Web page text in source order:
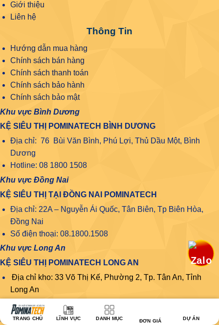
Giới thiệu
Liên hệ
Thông Tin
Hướng dẫn mua hàng
Chính sách bán hàng
Chính sách thanh toán
Chính sách bảo hành
Chính sách bảo mật
Khu vực Bình Dương
KỆ SIÊU THỊ POMINATECH BÌNH DƯƠNG
Địa chỉ: 76 Bùi Văn Bình, Phú Lợi, Thủ Dầu Một, Bình
Dương
Hotline: 08 1800 1508
Khu vực Đồng Nai
KỆ SIÊU THỊ TẠI ĐỒNG NAI POMINATECH
Địa chỉ: 22A – Nguyễn Ái Quốc, Tân Biên, Tp Biên Hòa,
Đồng Nai
Số điện thoại: 08.1800.1508
Khu vực Long An
KỆ SIÊU THỊ POMINATECH LONG AN
Địa chỉ kho: 33 Võ Thị Kế, Phường 2, Tp. Tân An, Tỉnh
Long An
Khu vực Lâm Đồng
KỆ SIÊU THỊ POMINATECH LÂM ĐỒNG
TRANG CHỦ LĨNH VỰC DANH MỤC ĐƠN GIÁ DỰ ÁN